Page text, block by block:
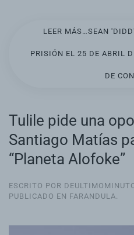
LEER MÁS…SEAN
PRISIÓN EL 25 DE ABRIL
DE
Tulile pide una
Santiago Matías
“Planeta Alofoke”
ESCRITO POR
PUBLICADO EN FARANDULA.